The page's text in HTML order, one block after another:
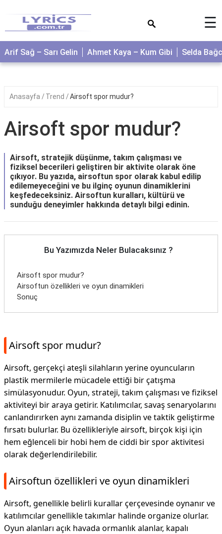
☰
Arif Sağ – Sarı Gelin Ahmet Kaya – Kum Gibi Selda
Anasayfa Trend Airsoft spor mudur?
Airsoft spor mudur?
Airsoft, stratejik düşünme, takım çalışması ve
fiziksel becerileri geliştiren bir aktivite olarak öne
çıkıyor. Bu yazıda, airsoftun spor olarak kabul edilip
edilemeyeceğini ve bu ilginç oyunun dinamiklerini
keşfedeceksiniz. Airsoftun kuralları, kültürü ve
sunduğu deneyimler hakkında detaylı bilgi edinin.
Bu Yazımızda Neler Bulacaksınız ?
Airsoft spor mudur?
Airsoftun özellikleri ve oyun dinamikleri
Sonuç
Airsoft spor mudur?
Airsoft, gerçekçi ateşli silahların yerine oyuncuların
plastik mermilerle mücadele ettiği bir çatışma
simülasyonudur. Oyun, strateji, takım çalışması ve fiziksel
aktiviteyi bir araya getirir. Katılımcılar, savaş senaryolarını
canlandırırken aynı zamanda disiplin ve taktik geliştirme
fırsatı bulurlar. Bu özellikleriyle airsoft, birçok kişi için
hem eğlenceli bir hobi hem de ciddi bir spor aktivitesi
olarak değerlendirilebilir.
Airsoftun özellikleri ve oyun dinamikleri
Airsoft, genellikle belirli kurallar çerçevesinde oynanır ve
katılımcılar genellikle takımlar halinde organize olurlar.
Oyun alanları açık havada ormanlık alanlar, kapalı